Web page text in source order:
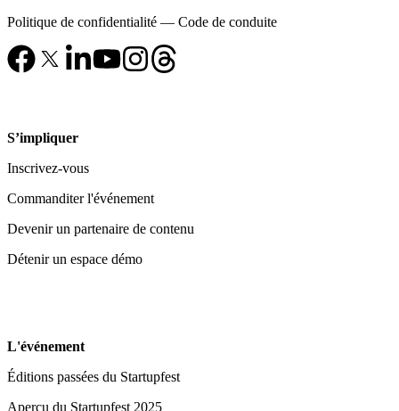
Politique de confidentialité — Code de conduite
S’impliquer
Inscrivez-vous
Commanditer l'événement
Devenir un partenaire de contenu
Détenir un espace démo
L'événement
Éditions passées du Startupfest
Aperçu du Startupfest 2025